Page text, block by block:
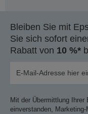
Bleiben Sie mit
Sie sich sofort
Rabatt von 10 %*
Mit der Übermittlung
einverstanden,